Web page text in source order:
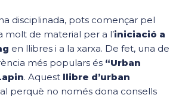
disciplinada, pots començar pel
molt de material per a l’iniciació a
en llibres i a la xarxa. De fet, una de
més populars és “Urban
. Aquest llibre d’urban
perquè no només dona consells